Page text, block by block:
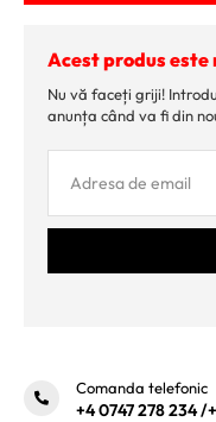
Acest produs este
Nu vă faceți griji!
anunța când va fi din
Comanda telefonic
+4 0747 278 234/